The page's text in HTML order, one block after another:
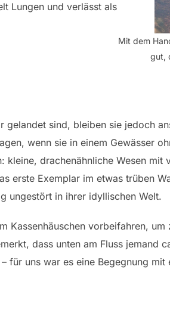
Lungen und verlässt als
Mit dem
gut,
gelandet sind, bleiben sie jedoch
wenn sie in einem Gewässer
kleine, drachenähnliche Wesen mit
erste Exemplar im etwas trüben
ungestört in ihrer idyllischen Welt.
Kassenhäuschen vorbeifahren,
dass unten am Fluss jemand
für uns war es eine Begegnung